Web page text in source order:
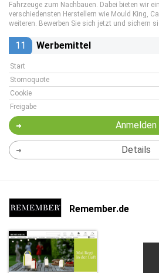
Fahrzeuge zum Nachbauen. Dabei bieten wir
verschiedensten Herstellern wie Mould King,
weiteren. Bewerben Sie sich jetzt und sichern
11 Werbemittel
Start
Stornoquote
Cookie
Freigabe
Anmelden
Details
Remember.de